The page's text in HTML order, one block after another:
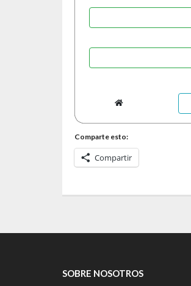
Comparte esto:
Compartir
SOBRE NOSOTROS